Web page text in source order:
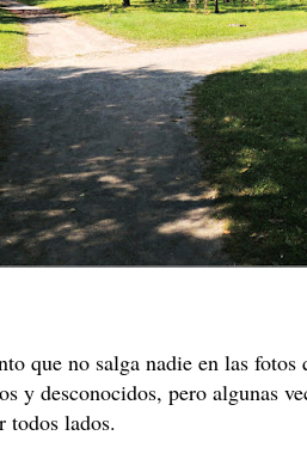
que no salga nadie en las
y desconocidos, pero algunas
todos lados.